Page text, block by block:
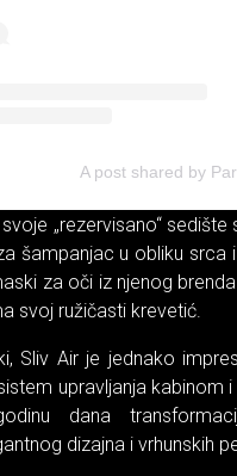
A post shared by
„rezervisano“
šampanjac u obliku srca
za oči iz njenog
svoj ružičasti krevetić.
Sliv Air je jednako
upravljanja kabinom
dana
dizajna i vrhunskih